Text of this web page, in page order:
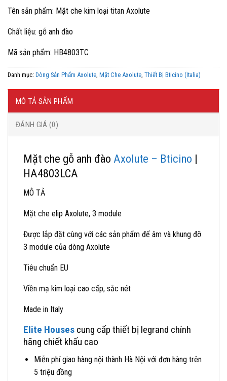
Tên sản phẩm: Mặt che kim loại titan Axolute
Chất liệu: gỗ anh đào
Mã sản phẩm: HB4803TC
Danh mục: Dòng Sản Phẩm Axolute Mặt Che Axolute Thiết Bị Bticino (Italia)
MÔ TẢ SẢN PHẨM
ĐÁNH GIÁ (0)
Mặt che gỗ anh đào Axolute – Bticino |
HA4803LCA
MÔ TẢ
Mặt che elip Axolute, 3 module
Được lắp đặt cùng với các sản phẩm đế âm và khung đỡ
3 module của dòng Axolute
Tiêu chuẩn EU
Viền mạ kim loại cao cấp, sắc nét
Made in Italy
Elite Houses cung cấp thiết bị legrand chính
hãng chiết khấu cao
Miễn phí giao hàng nội thành Hà Nội với đơn hàng trên
5 triệu đồng